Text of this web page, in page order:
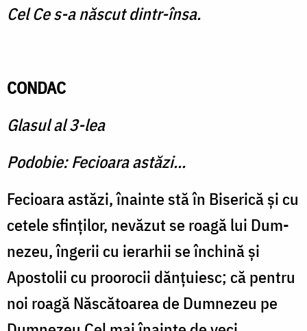
Cel Ce s-a născut dintr-însa.
CONDAC
Glasul al 3-lea
Podobie: Fecioara astăzi...
Fecioara astăzi, înainte stă în Biserică şi cu
cetele sfinţilor, nevăzut se roagă lui Dum­
nezeu, îngerii cu ierarhii se în­chină şi
Apostolii cu proorocii dănţuiesc; că pentru
noi roagă Născătoarea de Dumnezeu pe